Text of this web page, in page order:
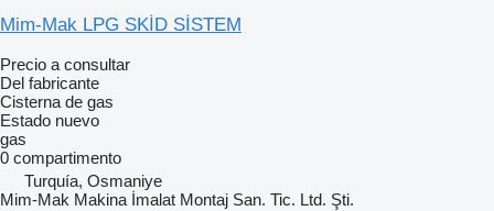
Mim-Mak LPG SKİD SİSTEM
Precio a consultar
Del fabricante
Cisterna de gas
Estado nuevo
gas
0 compartimento
Turquía, Osmaniye
Mim-Mak Makina İmalat Montaj San. Tic. Ltd. Şti.